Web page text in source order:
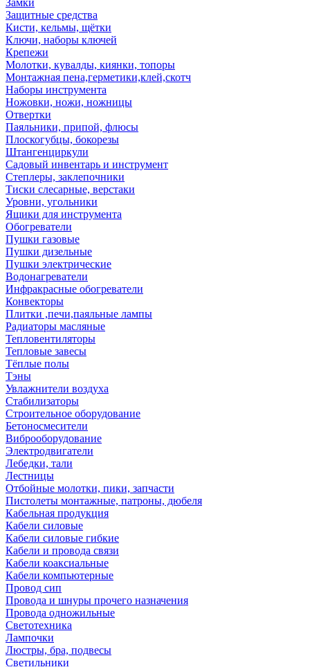
Замки
Защитные средства
Кисти, кельмы, щётки
Ключи, наборы ключей
Крепежи
Молотки, кувалды, киянки, топоры
Монтажная пена,герметики,клей,скотч
Наборы инструмента
Ножовки, ножи, ножницы
Отвертки
Паяльники, припой, флюсы
Плоскогубцы, бокорезы
Штангенциркули
Садовый инвентарь и инструмент
Степлеры, заклепочники
Тиски слесарные, верстаки
Уровни, угольники
Ящики для инструмента
Обогреватели
Пушки газовые
Пушки дизельные
Пушки электрические
Водонагреватели
Инфракрасные обогреватели
Конвекторы
Плитки ,печи,паяльные лампы
Радиаторы масляные
Тепловентиляторы
Тепловые завесы
Тёплые полы
Тэны
Увлажнители воздуха
Стабилизаторы
Строительное оборудование
Бетоносмесители
Виброоборудование
Электродвигатели
Лебедки, тали
Лестницы
Отбойные молотки, пики, запчасти
Пистолеты монтажные, патроны, дюбеля
Кабельная продукция
Кабели силовые
Кабели силовые гибкие
Кабели и провода связи
Кабели коаксиальные
Кабели компьютерные
Провод сип
Провода и шнуры прочего назначения
Провода одножильные
Светотехника
Лампочки
Люстры, бра, подвесы
Светильники